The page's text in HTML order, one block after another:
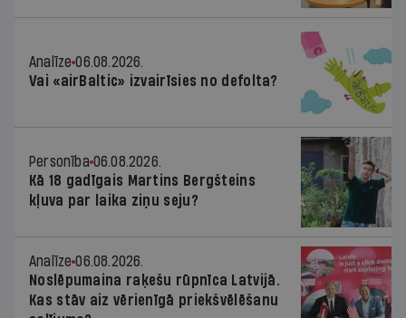
Analīze 06.08.2026.
Vai «airBaltic» izvairīsies no defolta?
Personība 06.08.2026.
Kā 18 gadīgais Martins Bergšteins
kļuva par laika ziņu seju?
Analīze 06.08.2026.
Noslēpumaina raķešu rūpnīca Latvijā.
Kas stāv aiz vērienīgā priekšvēlēšanu